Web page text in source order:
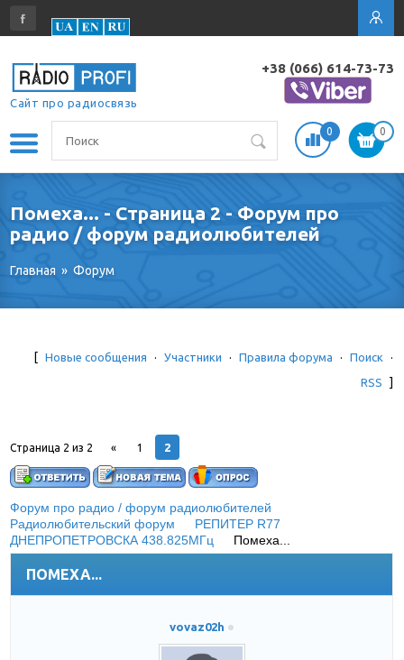
Сайт про радиосвязь
+38 (066) 614-73-73
0 0
Помеха... - Страница 2 - Форум про
радио / форум радиолюбителей
Главная » Форум
[ Новые сообщения · Участники · Правила форума · Поиск
·
RSS
]
Страница 2 из 2 « 1 2
Форум про радио / форум радиолюбителей
Радиолюбительский форум
РЕПИТЕР R77
ДНЕПРОПЕТРОВСКА 438.825МГц
Помеха...
ПОМЕХА...
vovaz02h